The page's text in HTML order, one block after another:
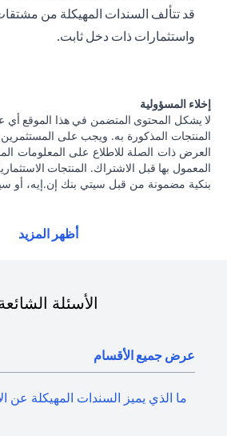
قد تتألف السندات المهيكلة من
واستثمارات ذات دخل ثابت.
إخلاء المسؤولية
لا يشكل المحتوى المتضمن في هذا الموقع أي
المنتجات المذكورة به. ويجب على المستثمرين
العرض ذات الصلة للاطلاع على المعلومات
المعمول بها قبل الاشتراك. المنتجات
بنكية مضمونة من قبل سيتي بنك إن.إيه، أو
فإن منتجات الاستثمار والخزانة تخضع
استثمارية و / أو منتجات خزينة مقومة بعملة
بمخاطر تقلبات أسعار الصرف التي قد تتسبب
بمنتجات الاستثمار والخزينة لشروط وأحكام
الفردية. يدرك العميل أنه يقع على عاتقه
قانونية و / أو ضريبية للوقوف على التبعات
الاستثمارية. إذا قام العميل بتغيير محل
فإنه يقع على عاتقه مسؤولية اطلاع نفسه
أظهر المزيد
الأسئلة
عرض جميع الأقسام
ما الذي يميز السندات المهيكلة عن